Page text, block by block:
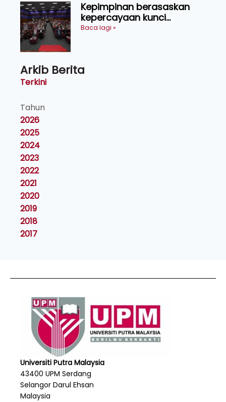
Kepimpinan berasaskan
kepercayaan kunci
kecemerlangan institusi -
Baca lagi »
Arkib Berita
Terkini
Tahun
2026
2025
2024
2023
2022
2021
2020
2019
2018
2017
Universiti Putra Malaysia
43400 UPM Serdang
Selangor Darul Ehsan
Malaysia